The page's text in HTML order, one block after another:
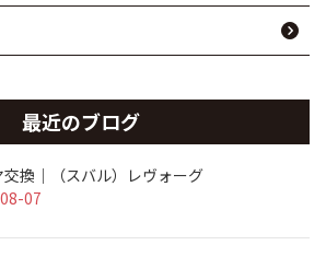
最近のブログ
交換｜（スバル）レヴォーグ
07